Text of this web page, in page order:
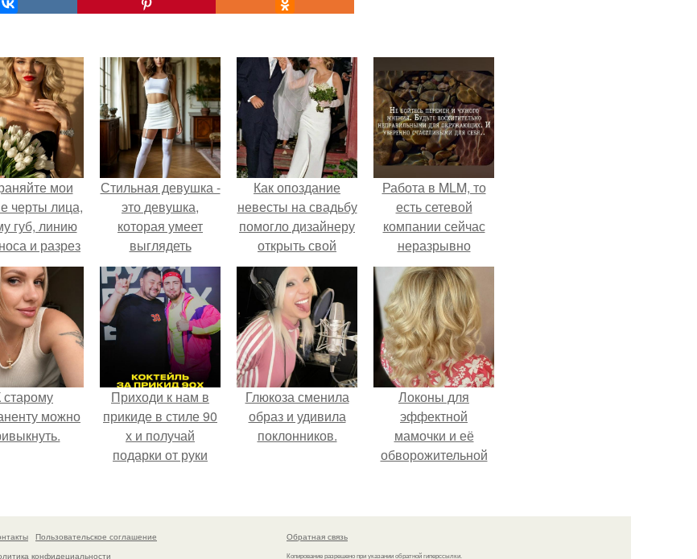
мои
черты лица,
губ, линию
и разрез
глаз.
Стильная девушка -
это девушка,
которая умеет
выглядеть
привлекательно и
элегантно в любои
ситуации.
Как опоздание
невесты на свадьбу
помогло дизайнеру
открыть свой
бренд.
Работа в MLM, то
есть сетевой
компании сейчас
неразрывно
связана с создание
своего контента,
своей страницы в
соц сетях.
старому
можно
Приходи к нам в
прикиде в стиле 90
х и получай
подарки от руки
Глюкоза сменила
образ и удивила
поклонников.
Локоны для
эффектной
мамочки и её
обворожительной
Пользовательское соглашение
конфидециальности
Обратная связь
Копирование разрешено при указании обратной гиперссылки.